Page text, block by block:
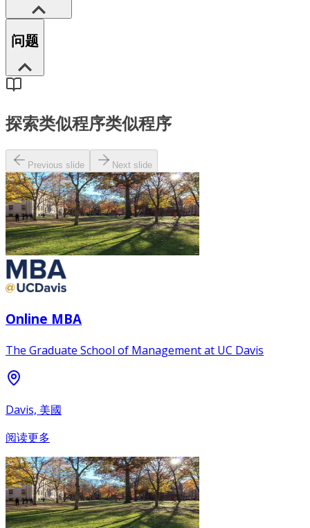
问题
探索类似程序类似程序
Previous slide Next slide
Online MBA
The Graduate School of Management at UC Davis
Davis, 美國
阅读更多